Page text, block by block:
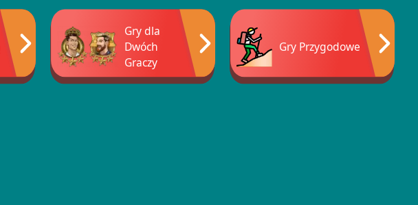
Gry dla
Dwóch
Graczy
Gry Przygodowe